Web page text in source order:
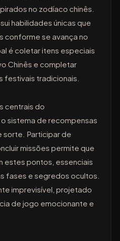
no zodíaco chinês.
habilidades únicas que
conforme se avança no
é coletar itens especiais
Chinês e completar
tradicionais.
centrais do
o sistema de recompensas
Participar de
missões permite que
estes pontos, essenciais
fases e segredos ocultos.
imprevisível, projetado
de jogo emocionante e